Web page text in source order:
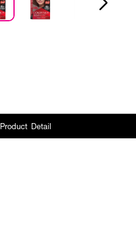
Product Detail